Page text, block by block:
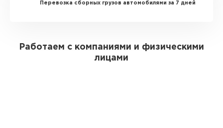
Перевозка сборных грузов автомобилями за 7 дней
Работаем с компаниями и физическими
лицами